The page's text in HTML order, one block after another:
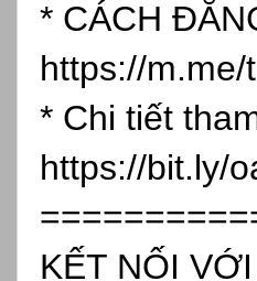
* CÁCH
https://
* Chi tiết
https://bit.ly/
KẾT NỐI